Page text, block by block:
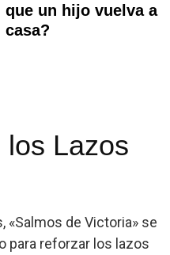
que un hijo vuelva a
casa?
los Lazos
«Salmos de Victoria» se
para reforzar los lazos